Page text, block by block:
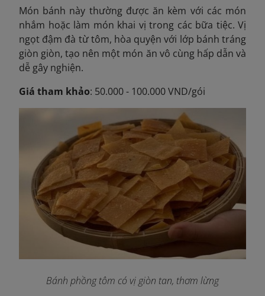
Món bánh này thường được ăn kèm với các món
nhắm hoặc làm món khai vị trong các bữa tiệc. Vị
ngọt đậm đà từ tôm, hòa quyện với lớp bánh tráng
giòn giòn, tạo nên một món ăn vô cùng hấp dẫn và
dễ gây nghiện.
Giá tham khảo: 50.000 - 100.000 VND/gói
Bánh phồng tôm có vị giòn tan, thơm lừng